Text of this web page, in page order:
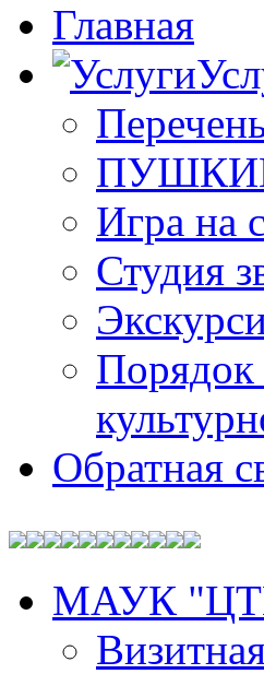
Главная
Игра на
Студия
Порядок
Обратная
МАУК